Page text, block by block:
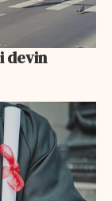
devin